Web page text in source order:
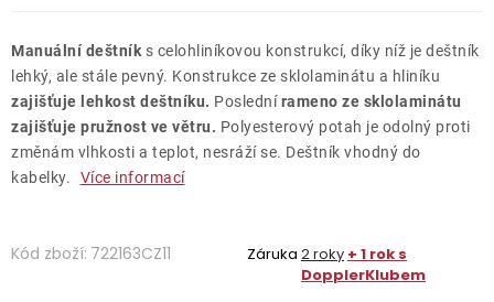
Manuální deštník s celohliníkovou konstrukcí, díky níž je deštník
lehký, ale stále pevný. Konstrukce ze sklolaminátu a hliníku
zajišťuje lehkost deštníku. Poslednírameno ze sklolaminátu
zajišťuje pružnost ve větru. Polyesterový potah je odolný proti
změnám vlhkosti a teplot, nesráží se. Deštník vhodný do
kabelky.
Více informací
Kód zboží: 722163CZ11 Záruka 2 roky + 1 rok s
DopplerKlubem